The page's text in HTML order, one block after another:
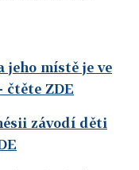
jeho místě je ve
- čtěte ZDE
závodí děti